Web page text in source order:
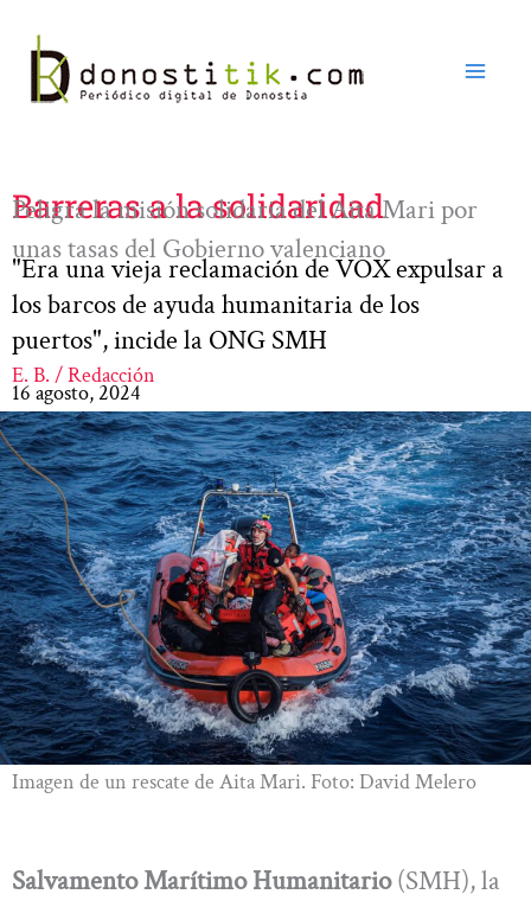
contenido
Barreras a la solidaridad
Peligra la misión solidaria del Aita Mari por
unas tasas del Gobierno valenciano
"Era una vieja reclamación de VOX expulsar a
los barcos de ayuda humanitaria de los
puertos", incide la ONG SMH
E. B. / Redacción
16 agosto, 2024
Imagen de un rescate de Aita Mari. Foto: David Melero
Salvamento Marítimo Humanitario(SMH), la